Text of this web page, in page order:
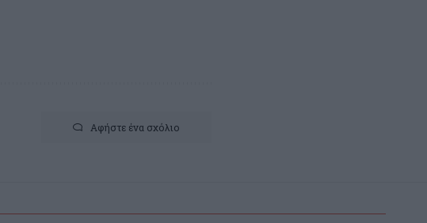
Αφήστε ένα σχόλιο